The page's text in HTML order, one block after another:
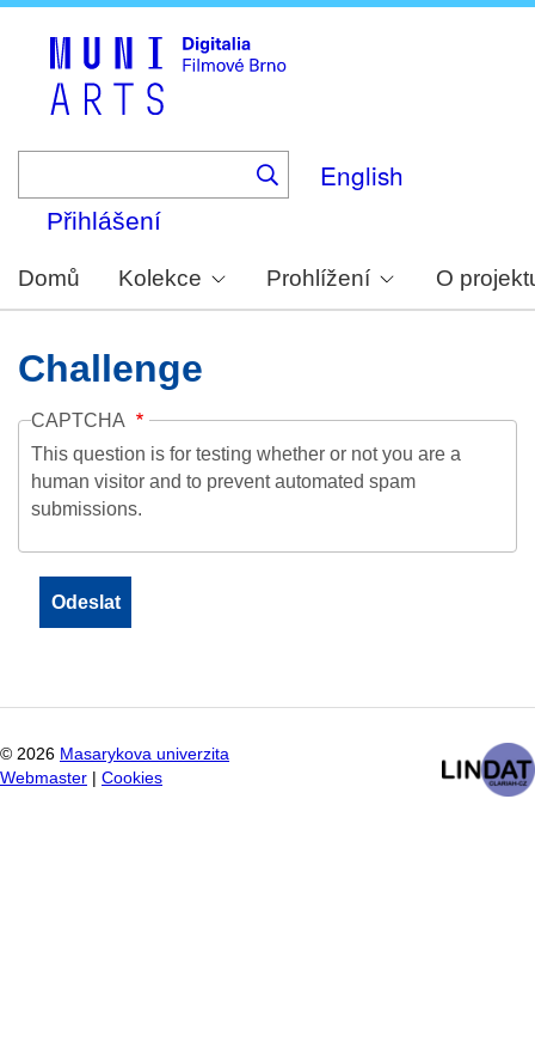
English
Přihlášení
Domů Kolekce Prohlížení O
Challenge
CAPTCHA
This question is for testing whether or not you are a
human visitor and to prevent automated spam
submissions.
© 2026 Masarykova univerzita
Webmaster
Cookies